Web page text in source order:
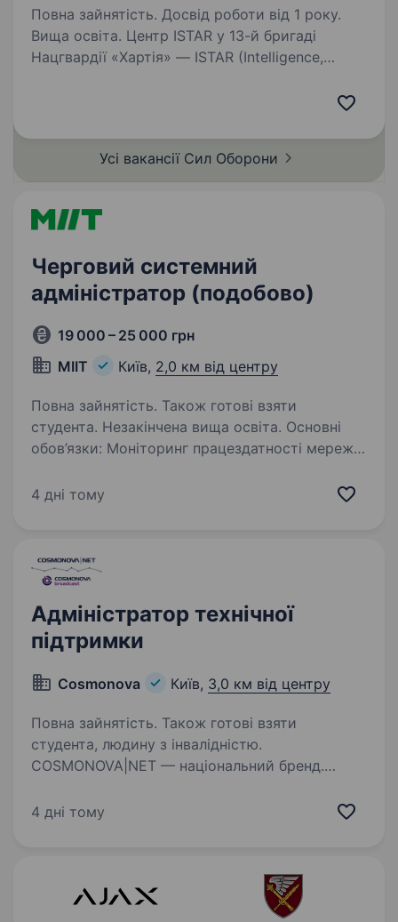
Повна зайнятість. Досвід роботи від 1 року.
Вища освіта. Центр ISTAR у 13-й бригаді
Нацгвардії «Хартія» — ISTAR (Intelligence,
та Reconnaissance) — це система для збору
зацікавленим підрозділам…
Усі вакансії Сил Оборони
Черговий системний
адміністратор (подобово)
19 000 – 25 000 грн
MIIT
Київ, 2,0 км від центру
Повна зайнятість. Також готові взяти
студента. Незакінчена вища освіта. Основні
обов’язки: Моніторинг працездатності мережі
Консультування клієнтів із технічних питань
4 дні тому
Адміністратор технічної
підтримки
Cosmonova Київ, 3,0 км від центру
Повна зайнятість. Також готові взяти
студента, людину з інвалідністю.
COSMONOVA|NET — національний бренд.
в Україні: рішення оператора телекомунікацій,
4 дні тому